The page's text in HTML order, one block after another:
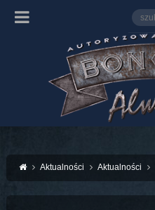
Aktualności Aktualności